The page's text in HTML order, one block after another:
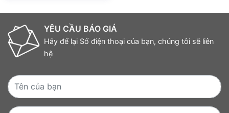
YÊU CẦU BÁO GIÁ
Hãy để lại Số điện thoại của bạn, chúng tôi sẽ liên
hệ